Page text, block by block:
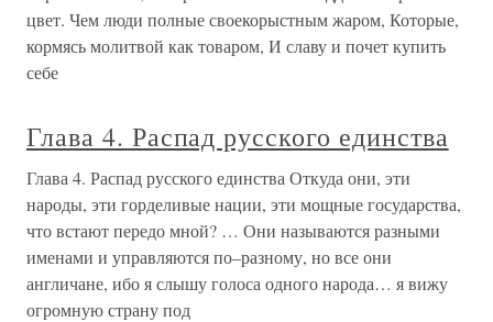
цвет. Чем люди полные своекорыстным жаром, Которые,
кормясь молитвой как товаром, И славу и почет купить
себе
Глава 4. Распад русского единства
Глава 4. Распад русского единства Откуда они, эти
народы, эти горделивые нации, эти мощные государства,
что встают передо мной? … Они называются разными
именами и управляются по–разному, но все они
англичане, ибо я слышу голоса одного народа… я вижу
огромную страну под